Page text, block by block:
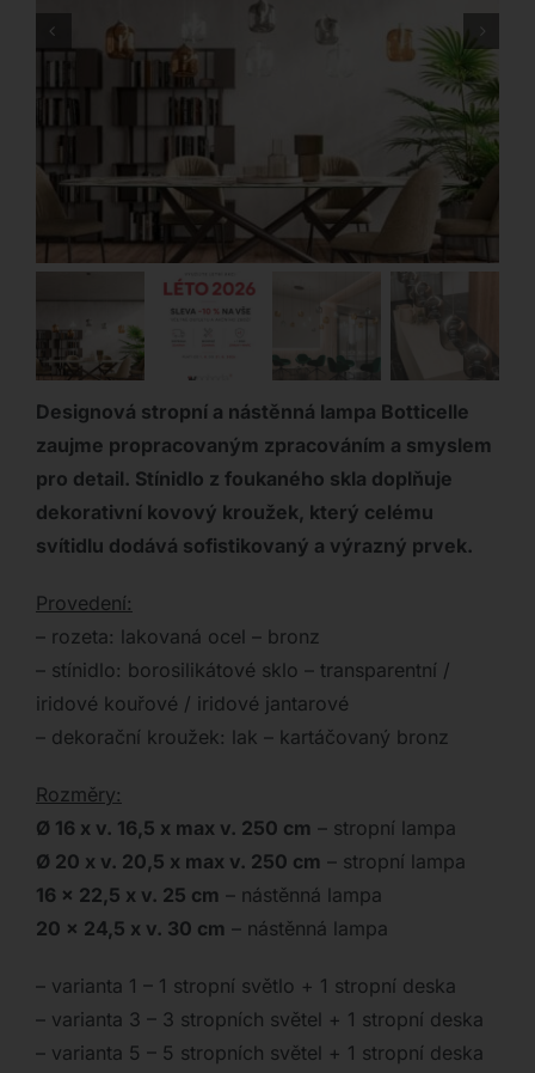
Designová stropní a nástěnná lampa Botticelle
zaujme propracovaným zpracováním a smyslem
pro detail. Stínidlo z foukaného skla doplňuje
dekorativní kovový kroužek, který celému
svítidlu dodává sofistikovaný a výrazný prvek.
Provedení:
– rozeta: lakovaná ocel – bronz
– stínidlo: borosilikátové sklo – transparentní /
iridové kouřové / iridové jantarové
– dekorační kroužek: lak – kartáčovaný bronz
Rozměry:
Ø 16 x v. 16,5 x max v. 250 cm – stropní lampa
Ø 20 x v. 20,5 x max v. 250 cm – stropní lampa
16 x 22,5 x v. 25 cm – nástěnná lampa
20 x 24,5 x v. 30 cm – nástěnná lampa
– varianta 1 – 1 stropní světlo + 1 stropní deska
– varianta 3 – 3 stropních světel + 1 stropní deska
– varianta 5 – 5 stropních světel + 1 stropní deska